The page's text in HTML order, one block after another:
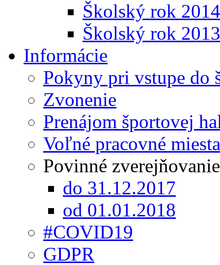
Školský rok
Školský rok
Informácie
Pokyny pri vstupe do
Zvonenie
Prenájom športovej
Voľné pracovné miesta
Povinné zverejňovanie
do 31.12.2017
od 01.01.2018
#COVID19
GDPR